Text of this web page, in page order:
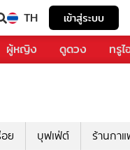
TH เข้าสู่ระบบ
ผู้หญิง ดูดวง ทรู
ย บุฟเฟ่ต์ ร้านกา